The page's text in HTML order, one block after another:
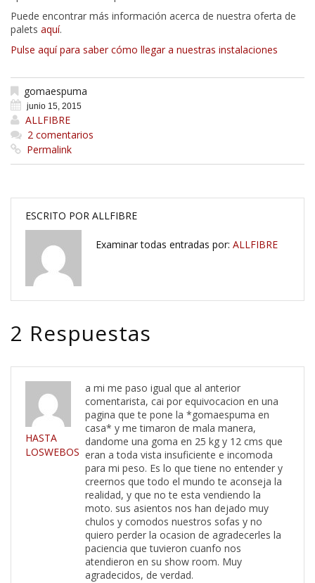
Puede encontrar más información acerca de nuestra oferta de
palets aquí.
Pulse aquí para saber cómo llegar a nuestras instalaciones
gomaespuma
junio 15, 2015
ALLFIBRE
2 comentarios
Permalink
ESCRITO POR ALLFIBRE
Examinar todas entradas por: ALLFIBRE
2 Respuestas
HASTA
LOSWEBOS
a mi me paso igual que al anterior
comentarista, cai por equivocacion en una
pagina que te pone la *gomaespuma en
casa* y me timaron de mala manera,
dandome una goma en 25 kg y 12 cms que
eran a toda vista insuficiente e incomoda
para mi peso. Es lo que tiene no entender y
creernos que todo el mundo te aconseja la
realidad, y que no te esta vendiendo la
moto. sus asientos nos han dejado muy
chulos y comodos nuestros sofas y no
quiero perder la ocasion de agradecerles la
paciencia que tuvieron cuanfo nos
atendieron en su show room. Muy
agradecidos, de verdad.